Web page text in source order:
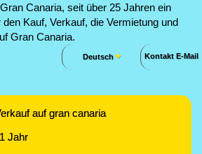
Kontakt E-Mail
Deutsch
auf gran canaria
Jahr